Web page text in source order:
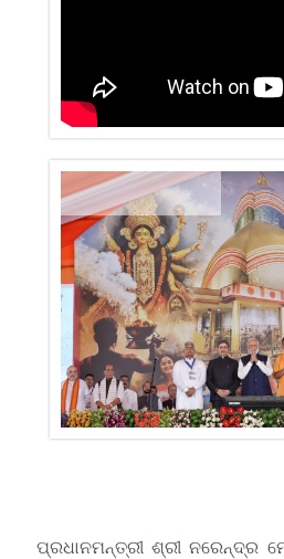
ପ୍ରଧାନମନ୍ତ୍ରୀ ଶ୍ରୀ ନରେନ୍ଦ୍ର